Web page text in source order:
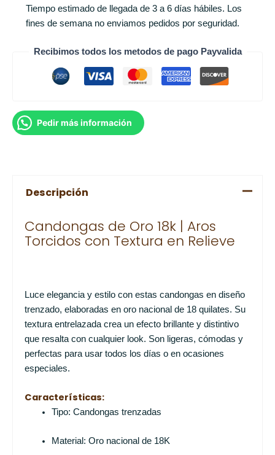
Tiempo estimado de llegada de 3 a 6 días hábiles. Los
fines de semana no enviamos pedidos por seguridad.
Recibimos todos los metodos de pago Payvalida
Pedir más información
Descripción
Candongas de Oro 18k | Aros
Torcidos con Textura en Relieve
Luce elegancia y estilo con estas candongas en diseño
trenzado, elaboradas en oro nacional de 18 quilates. Su
textura entrelazada crea un efecto brillante y distintivo
que resalta con cualquier look. Son ligeras, cómodas y
perfectas para usar todos los días o en ocasiones
especiales.
Características:
Tipo: Candongas trenzadas
Material: Oro nacional de 18K